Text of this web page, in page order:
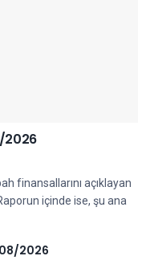
2026
finansallarını açıklayan
içinde ise, şu ana
2026